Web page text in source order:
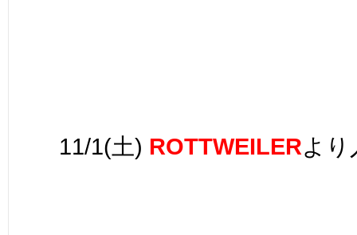
11/1(土) ROTTWEILERより